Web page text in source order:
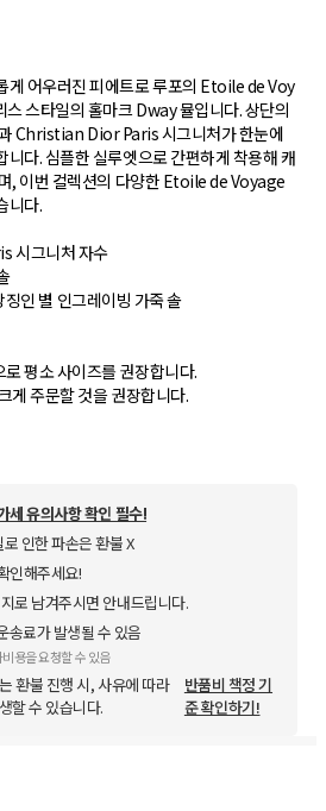
게 어우러진 피에트로 루포의 Etoile de Voy
스타일의 홀마크 Dway 뮬입니다. 상단의
Christian Dior Paris 시그니처가 한눈에
니다. 심플한 실루엣으로 간편하게 착용해 캐
, 이번 컬렉션의 다양한 Etoile de Voyage
니다.
시그니처 자수
인 별 인그레이빙 가죽 솔
평소 사이즈를 권장합니다.
게 주문할 것을 권장합니다.
세 유의사항 확인 필수!
인한 파손은 환불 X
인해주세요!
로 남겨주시면 안내드립니다.
송료가 발생될 수 있음
용을 요청할 수 있음
환불 진행 시, 사유에 따라
할 수 있습니다.
반품비 책정 기
준 확인하기!